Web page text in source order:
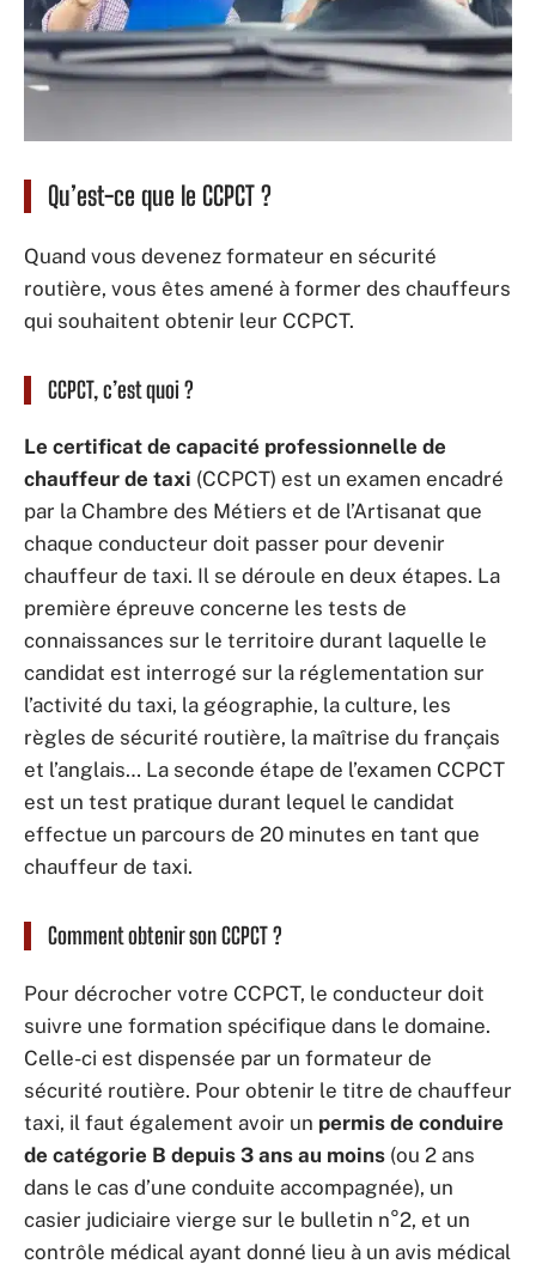
Qu’est-ce que le CCPCT ?
Quand vous devenez formateur en sécurité
routière, vous êtes amené à former des chauffeurs
qui souhaitent obtenir leur CCPCT.
CCPCT, c’est quoi ?
Le certificat de capacité professionnelle de
chauffeur de taxi (CCPCT) est un examen encadré
par la Chambre des Métiers et de l’Artisanat que
chaque conducteur doit passer pour devenir
chauffeur de taxi. Il se déroule en deux étapes. La
première épreuve concerne les tests de
connaissances sur le territoire durant laquelle le
candidat est interrogé sur la réglementation sur
l’activité du taxi, la géographie, la culture, les
règles de sécurité routière, la maîtrise du français
et l’anglais… La seconde étape de l’examen CCPCT
est un test pratique durant lequel le candidat
effectue un parcours de 20 minutes en tant que
chauffeur de taxi.
Comment obtenir son CCPCT ?
Pour décrocher votre CCPCT, le conducteur doit
suivre une formation spécifique dans le domaine.
Celle-ci est dispensée par un formateur de
sécurité routière. Pour obtenir le titre de chauffeur
taxi, il faut également avoir un permis de conduire
de catégorie B depuis 3 ans au moins (ou 2 ans
dans le cas d’une conduite accompagnée), un
casier judiciaire vierge sur le bulletin n°2, et un
contrôle médical ayant donné lieu à un avis médical